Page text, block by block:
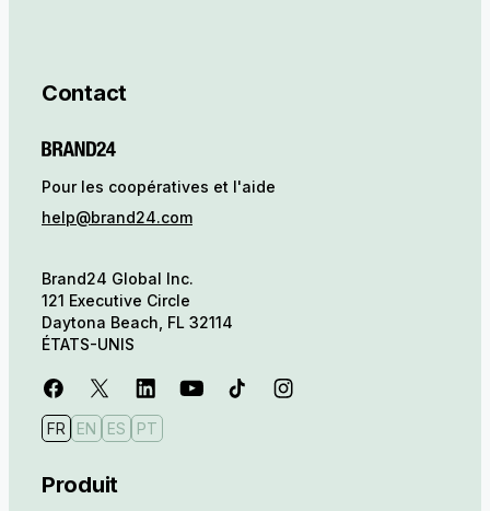
Contact
Pour les coopératives et l'aide
help@brand24.com
Brand24 Global Inc.
121 Executive Circle
Daytona Beach, FL 32114
ÉTATS-UNIS
FR EN ES PT
Produit